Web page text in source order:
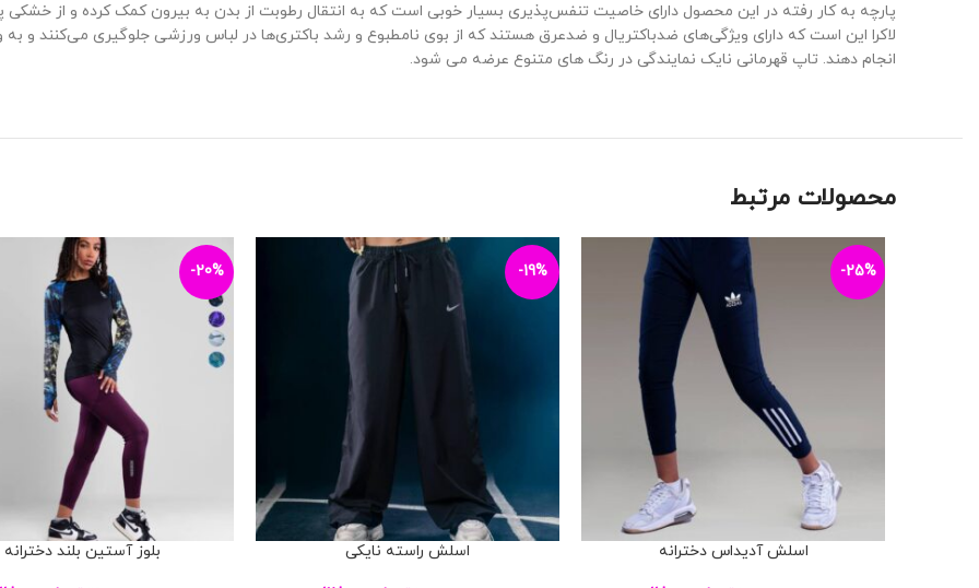
پارچه به کار رفته در این محصول دارای خاصیت تنفس‌پذیری بسیار خوبی است که به انتقال رطوبت از بدن به بیرون کمک کرده و از
لاکرا این است که دارای ویژگی‌های ضدباکتریال و ضدعرق هستند که از بوی نامطبوع و رشد باکتری‌ها در لباس ورزشی جلوگیری می‌کنند و به
انجام دهند. تاپ قهرمانی نایک نمایندگی در رنگ های متنوع عرضه می شود.
محصولات مرتبط
-25%
افزودن به سبد خریداسلش آدیداس دخترانه
-19%
افزودن به سبد خریداسلش راسته نایکی
-20%
افزودن به سبد خریدبلوز آستین بلند دخترانه